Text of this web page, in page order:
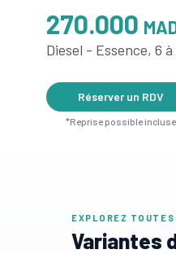
270.000
Diesel - Essence, 6 à
Réserver un RDV
*Reprise possible incluse
EXPLOREZ
Variantes